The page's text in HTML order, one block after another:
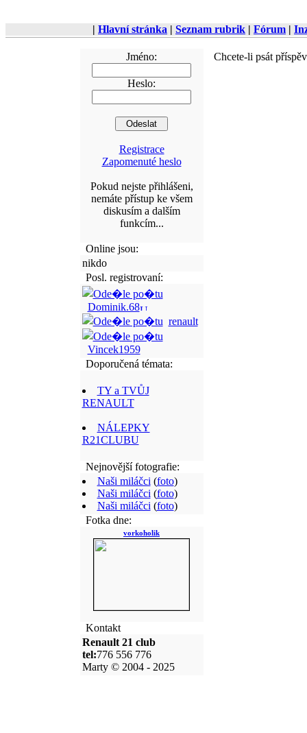
| Hlavní stránka | Seznam rubrik | Fórum |
Jméno:
Heslo:
Registrace
Zapomenuté heslo
Pokud nejste přihlášeni,
nemáte přístup ke všem
diskusím a dalším
funkcím...
Online jsou:
nikdo
Posl. registrovaní:
Dominik.68
renault
Vincek1959
Doporučená témata:
TY a TVŮJ
RENAULT
NÁLEPKY
R21CLUBU
Nejnovější fotografie:
Naši miláčci (foto)
Naši miláčci (foto)
Naši miláčci (foto)
Fotka dne:
vorkoholik
Kontakt
Renault 21 club
tel:776 556 776
Marty © 2004 - 2025
Chcete-li psát